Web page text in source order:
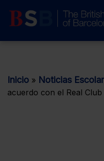
Inicio » Noticias
acuerdo con el Real